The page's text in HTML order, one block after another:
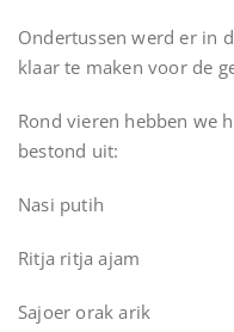
Ondertussen werd er in
klaar te maken voor de
Rond vieren hebben we
bestond uit:
Nasi putih
Ritja ritja ajam
Sajoer orak arik